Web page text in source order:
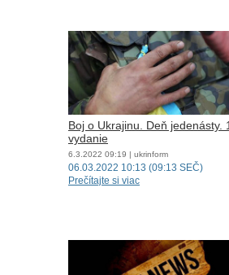
Boj o Ukrajinu. Deň jedenásty.
vydanie
6.3.2022 09:19 | ukrinform
06.03.2022 10:13 (09:13 SEČ)
Prečítajte si viac